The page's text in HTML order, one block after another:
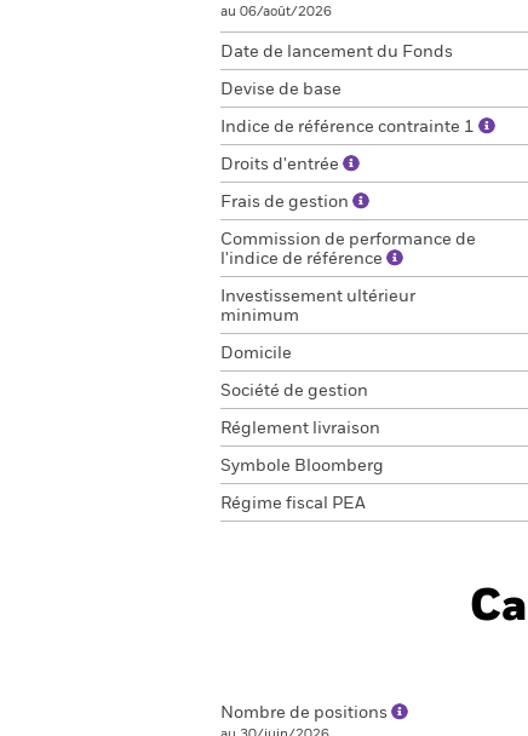
au 06/août/2026
Date de lancement du Fonds
Devise de base
Indice de référence contrainte 1
Droits d'entrée
Frais de gestion
Commission de performance de
l'indice de référence
Investissement ultérieur
minimum
Domicile
Société de gestion
Réglement livraison
Symbole Bloomberg
Régime fiscal PEA
Nombre de positions